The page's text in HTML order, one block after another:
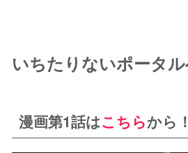
いちたりないポータ
漫画第1話はこちらから！